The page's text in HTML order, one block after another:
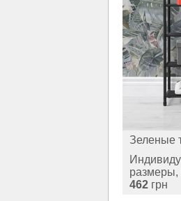
Зеленые
размеры,
462 грн